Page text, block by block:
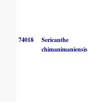
74018
Sericanthe
chimanimaniensis